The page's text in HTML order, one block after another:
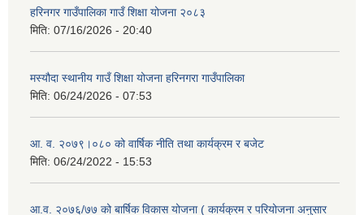
हरिनगर गाउँपालिका गाउँ शिक्षा योजना २०८३
मिति: 07/16/2026 - 20:40
मस्यौदा स्थानीय गाउँ शिक्षा योजना हरिनगरा गाउँपालिका
मिति: 06/24/2026 - 07:53
आ. व. २०७९।०८० को वार्षिक नीति तथा कार्यक्रम र बजेट
मिति: 06/24/2022 - 15:53
आ.व. २०७६/७७ को बार्षिक विकास योजना ( कार्यक्रम र परियोजना अनुसार